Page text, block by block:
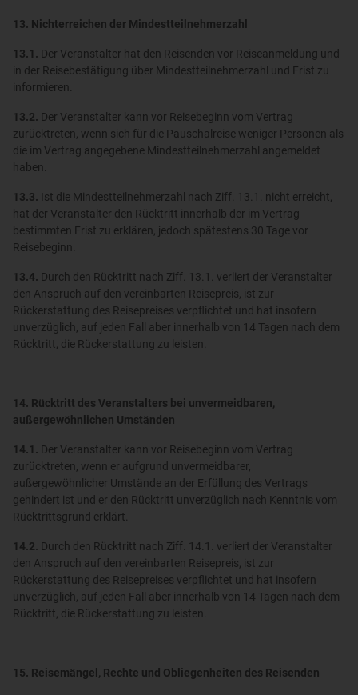
13. Nichterreichen der Mindestteilnehmerzahl
13.1. Der Veranstalter hat den Reisenden vor Reiseanmeldung und
in der Reisebestätigung über Mindestteilnehmerzahl und Frist zu
informieren.
13.2. Der Veranstalter kann vor Reisebeginn vom Vertrag
zurücktreten, wenn sich für die Pauschalreise weniger Personen als
die im Vertrag angegebene Mindestteilnehmerzahl angemeldet
haben.
13.3. Ist die Mindestteilnehmerzahl nach Ziff. 13.1. nicht erreicht,
hat der Veranstalter den Rücktritt innerhalb der im Vertrag
bestimmten Frist zu erklären, jedoch spätestens 30 Tage vor
Reisebeginn.
13.4. Durch den Rücktritt nach Ziff. 13.1. verliert der Veranstalter
den Anspruch auf den vereinbarten Reisepreis, ist zur
Rückerstattung des Reisepreises verpflichtet und hat insofern
unverzüglich, auf jeden Fall aber innerhalb von 14 Tagen nach dem
Rücktritt, die Rückerstattung zu leisten.
14. Rücktritt des Veranstalters bei unvermeidbaren,
außergewöhnlichen Umständen
14.1. Der Veranstalter kann vor Reisebeginn vom Vertrag
zurücktreten, wenn er aufgrund unvermeidbarer,
außergewöhnlicher Umstände an der Erfüllung des Vertrags
gehindert ist und er den Rücktritt unverzüglich nach Kenntnis vom
Rücktrittsgrund erklärt.
14.2. Durch den Rücktritt nach Ziff. 14.1. verliert der Veranstalter
den Anspruch auf den vereinbarten Reisepreis, ist zur
Rückerstattung des Reisepreises verpflichtet und hat insofern
unverzüglich, auf jeden Fall aber innerhalb von 14 Tagen nach dem
Rücktritt, die Rückerstattung zu leisten.
15. Reisemängel, Rechte und Obliegenheiten des Reisenden